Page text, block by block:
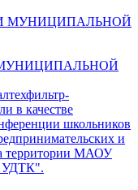
в качестве
школьников
и
территории МАОУ
УДТК".